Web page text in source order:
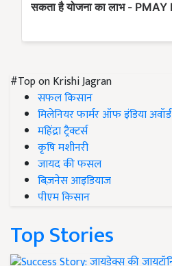
#Top on Krishi Jagran
सफल किसान
मिलेनियर फार्मर ऑफ इंडिया अवॉर्ड
महिंद्रा ट्रैक्टर्स
कृषि मशीनरी
जायद की फसल
बिज़नेस आइडियाज
पीएम किसान
Top Stories